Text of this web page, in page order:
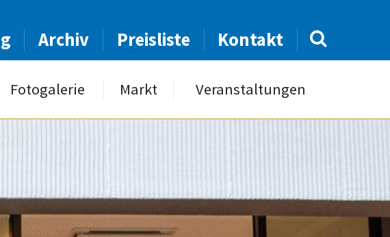
Archiv Preisliste Kontakt
Fotogalerie Markt Veranstaltungen